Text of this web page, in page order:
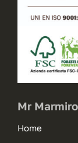
Mr
Home